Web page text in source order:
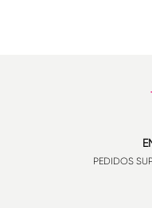
PEDIDOS